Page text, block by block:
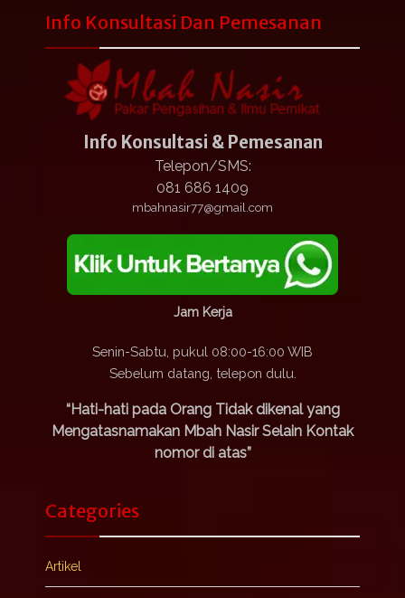
Info Konsultasi Dan Pemesanan
Info Konsultasi & Pemesanan
Telepon/SMS:
081 686 1409
mbahnasir77@gmail.com
Jam Kerja
Senin-Sabtu, pukul 08:00-16:00 WIB
Sebelum datang, telepon dulu.
“Hati-hati pada Orang Tidak dikenal yang
Mengatasnamakan Mbah Nasir Selain Kontak
nomor di atas”
Categories
Artikel